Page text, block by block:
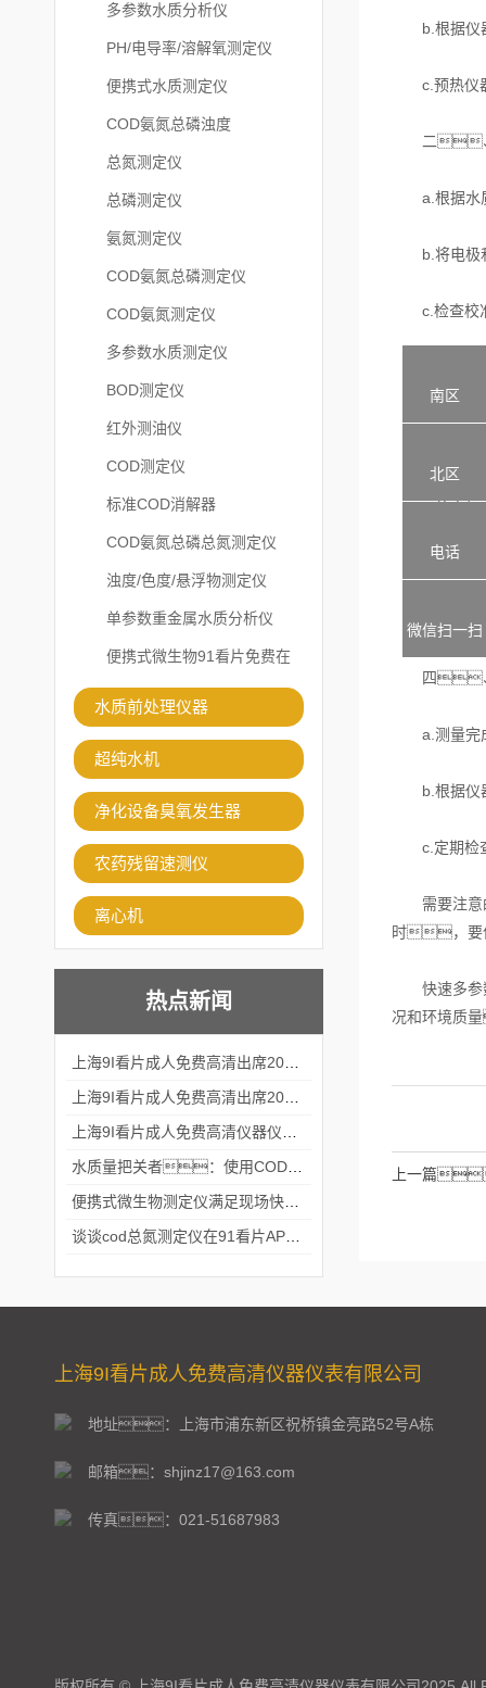
多参数水质分析仪
PH/电导率/溶解氧测定仪
便携式水质测定仪
COD氨氮总磷浊度
总氮测定仪
总磷测定仪
氨氮测定仪
COD氨氮总磷测定仪
COD氨氮测定仪
多参数水质测定仪
BOD测定仪
红外测油仪
COD测定仪
标准COD消解器
COD氨氮总磷总氮测定仪
浊度/色度/悬浮物测定仪
单参数重金属水质分析仪
便携式微生物91看片免费在
线观看
水质前处理仪器
超纯水机
净化设备臭氧发生器
农药残留速测仪
离心机
热点新闻
b.根据仪
c.预热仪
二、
a.根据水
b.将电极
c.检查校
三、
c.等待仪
d.根据需
四、
a.测量完
b.根据仪
c.定期检
需要注意
时，要
快速多参数
况和环境质
上一篇
上海9I看片成人免费高清仪器仪表有限公司
地址：上海市浦东新区祝桥镇金亮路52号A栋
邮箱：shjinz17@163.com
传真：021-51687983
南区
北区
电话
微信扫一扫